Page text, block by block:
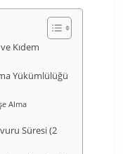
Kıdem
Yükümlülüğü
Alma
Süresi (2